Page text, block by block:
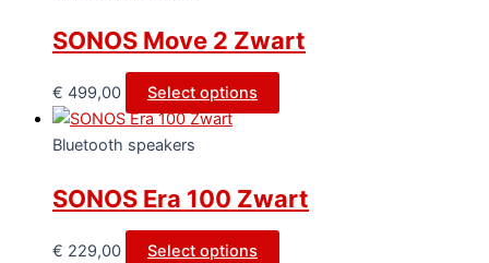
SONOS Move 2 Zwart
€ 499,00 Select options
Bluetooth speakers
SONOS Era 100 Zwart
€ 229,00 Select options